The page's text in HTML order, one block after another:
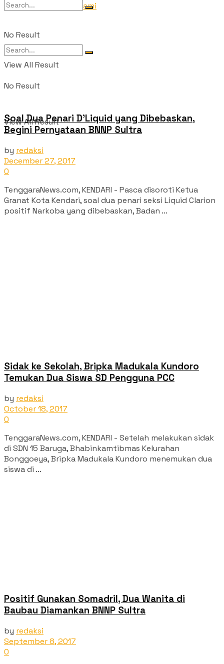
Tentang Kami
No Result
View All Result
No Result
View All Result
Soal Dua Penari D’Liquid yang Dibebaskan,
Begini Pernyataan BNNP Sultra
by redaksi
December 27, 2017
0
TenggaraNews.com, KENDARI - Pasca disoroti Ketua
Granat Kota Kendari, soal dua penari seksi Liquid Clarion
positif Narkoba yang dibebaskan, Badan ...
Sidak ke Sekolah, Bripka Madukala Kundoro
Temukan Dua Siswa SD Pengguna PCC
by redaksi
October 18, 2017
0
TenggaraNews.com, KENDARI - Setelah melakukan sidak
di SDN 15 Baruga, Bhabinkamtibmas Kelurahan
Bonggoeya, Bripka Madukala Kundoro menemukan dua
siswa di ...
Positif Gunakan Somadril, Dua Wanita di
Baubau Diamankan BNNP Sultra
by redaksi
September 8, 2017
0